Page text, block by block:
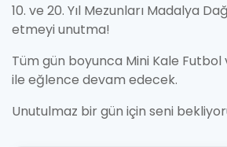
10. ve 20. Yıl Mezunları Madalya
etmeyi unutma!
Tüm gün boyunca Mini Kale
ile eğlence devam edecek.
Unutulmaz bir gün için seni